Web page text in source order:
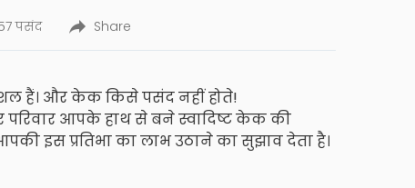
पसंद Share
हैं। और केक किसे पसंद नहीं होते!
आपके हाथ से बने स्वादिष्ट केक की
इस प्रतिभा का लाभ उठाने का सुझाव देता है।